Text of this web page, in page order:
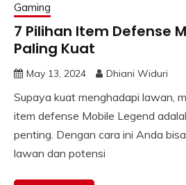
Gaming
7 Pilihan Item Defense
Paling Kuat
May 13, 2024 Dhiani Widuri
Supaya kuat menghadapi lawan,
item defense Mobile Legend
penting. Dengan cara ini Anda
lawan dan potensi